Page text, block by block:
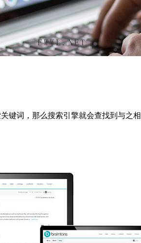
词，那么搜索引擎就会查找到与之